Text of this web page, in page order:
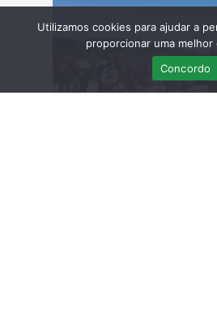
Utilizamos cookies para ajudar a
proporcionar uma melhor
Concordo